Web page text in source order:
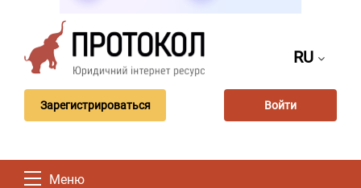
RU
Зарегистрироваться Войти
Меню